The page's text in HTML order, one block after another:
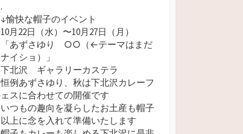
.
↓愉快な帽子のイベント
10月22日（水） 〜10月27日（月）
「あずさゆり ○○（←テーマはまだ
ナイショ）」
下北沢 ギャラリーカステラ
恒例あずさゆり、秋は下北沢カレーフ
ェスに合わせての開催です
いつもの趣向を凝らしたお土産も帽子
以上に念を入れて準備いたします